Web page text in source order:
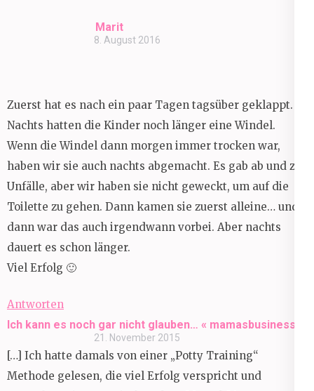
Marit
8. August 2016
Zuerst hat es nach ein paar Tagen tagsüber geklappt.
Nachts hatten die Kinder noch länger eine Windel.
Wenn die Windel dann morgen immer trocken war,
haben wir sie auch nachts abgemacht. Es gab ab und zu
Unfälle, aber wir haben sie nicht geweckt, um auf die
Toilette zu gehen. Dann kamen sie zuerst alleine… und
dann war das auch irgendwann vorbei. Aber nachts
dauert es schon länger.
Viel Erfolg 🙂
Antworten
Ich kann es noch gar nicht glauben… « mamasbusiness
21. November 2015
[…] Ich hatte damals von einer „Potty Training“
Methode gelesen, die viel Erfolg verspricht und